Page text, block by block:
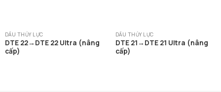
DẦU THỦY LỰC
DTE 22→DTE 22 Ultra (nâng
cấp)
DẦU THỦY LỰC
DTE 21→DTE 21 Ultra (nâng
cấp)